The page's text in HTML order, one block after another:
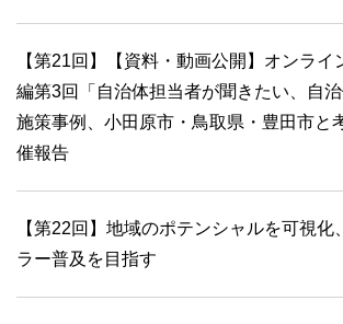
【第21回】【資料・動画公開】オンライ
編第3回「自治体担当者が聞きたい、自
施策事例、小田原市・鳥取県・豊田市と
催報告
【第22回】地域のポテンシャルを可視化
ラー普及を目指す